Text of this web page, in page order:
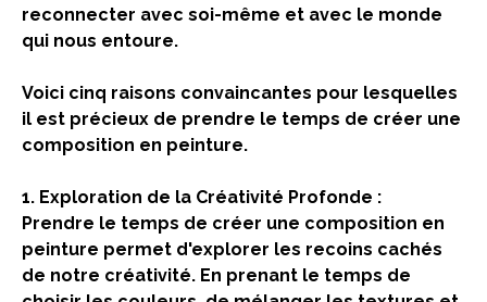
reconnecter avec soi-même et avec le monde
qui nous entoure.
Voici cinq raisons convaincantes pour lesquelles
il est précieux de prendre le temps de créer une
composition en peinture.
1. Exploration de la Créativité Profonde :
Prendre le temps de créer une composition en
peinture permet d'explorer les recoins cachés
de notre créativité. En prenant le temps de